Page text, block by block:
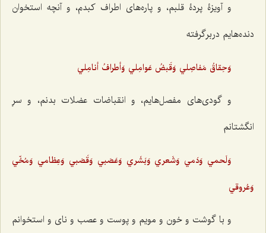
و آویزۀ پردۀ قلبم، و پاره‌های اطراف کبدم، و آنچه استخوان
دنده‌هایم دربرگرفته
وَحِقاقُ مَفاصِلي وَقَبضُ عَوامِلي وَأطرافُ أنامِلي
و گودی‌های مفصل‌هایم، و انقباضات عضلات بدنم، و سرِ
انگشتانم
وَلَحمي وَدَمي وَشَعري وَبَشَري وَعَصَبي وَقَصَبي وَعِظامي وَمُخّي
وَعُروقي
و با گوشت و خون و مویم و پوست و عصب و نای و استخوانم